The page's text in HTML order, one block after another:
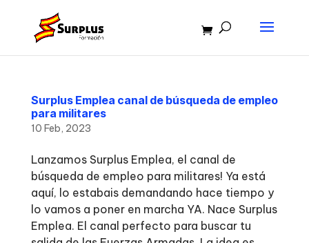
Surplus Emplea canal de búsqueda de empleo
para militares
10 Feb, 2023
Lanzamos Surplus Emplea, el canal de
búsqueda de empleo para militares! Ya está
aquí, lo estabais demandando hace tiempo y
lo vamos a poner en marcha YA. Nace Surplus
Emplea. El canal perfecto para buscar tu